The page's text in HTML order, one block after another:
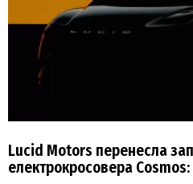
Lucid Motors перенесла
електрокросовера